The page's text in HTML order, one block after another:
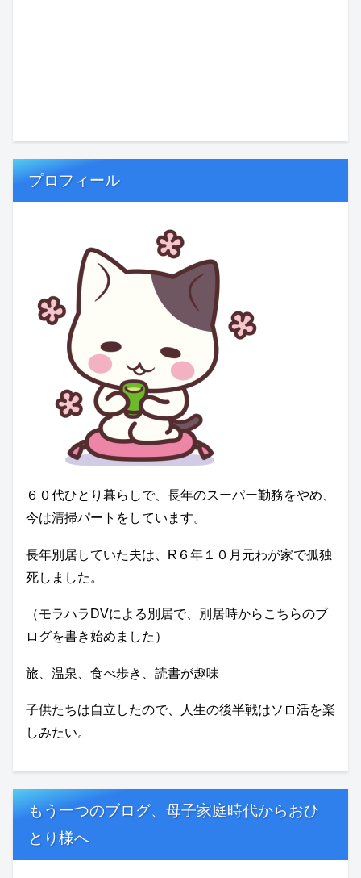
プロフィール
６０代ひとり暮らしで、長年のスーパー勤務をやめ、
今は清掃パートをしています。
長年別居していた夫は、R６年１０月元わが家で孤独
死しました。
（モラハラDVによる別居で、別居時からこちらのブ
ログを書き始めました）
旅、温泉、食べ歩き、読書が趣味
子供たちは自立したので、人生の後半戦はソロ活を楽
しみたい。
もう一つのブログ、母子家庭時代からおひ
とり様へ